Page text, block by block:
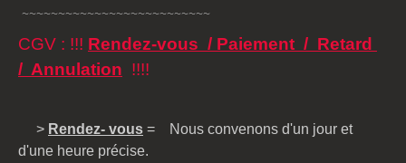
~~~~~~~~~~~~~~~~~~~~~~~~~~
CGV : !!! Rendez-vous / Paiement / Retard
/ Annulation !!!!
> Rendez- vous = Nous convenons d'un jour et
d'une heure précise.